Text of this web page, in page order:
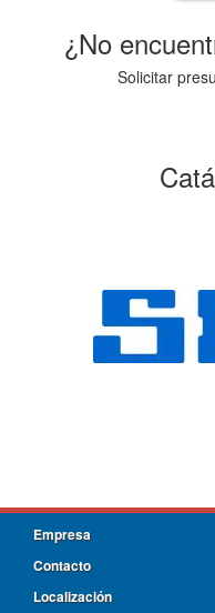
¿No
Solicitar
Empresa
Contacto
Localización